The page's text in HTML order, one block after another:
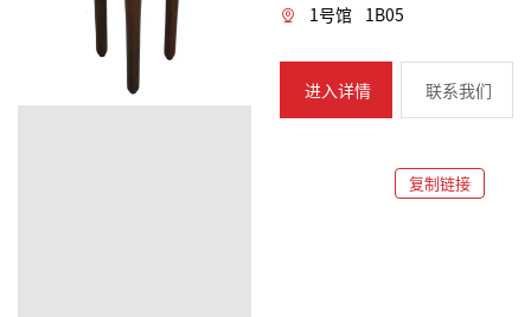
1号馆 1B05
进入详情 联系我们
复制链接